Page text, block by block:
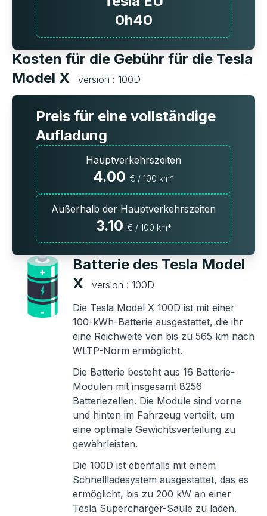
0h40
Kosten für die Gebühr für die Tesla
Model X
version : 100D
Preis für eine vollständige
Aufladung
Hauptverkehrszeiten
4.00 € / 100 km*
Außerhalb der Hauptverkehrszeiten
3.10 € / 100 km*
Batterie des Tesla Model
X
version : 100D
Die Tesla Model X 100D ist mit einer
100-kWh-Batterie ausgestattet, die ihr
eine Reichweite von bis zu 565 km nach
WLTP-Norm ermöglicht.
Die Batterie besteht aus 16 Batterie-
Modulen mit insgesamt 8256
Batteriezellen. Die Module sind vorne
und hinten im Fahrzeug verteilt, um
eine optimale Gewichtsverteilung zu
gewährleisten.
Die 100D ist ebenfalls mit einem
Schnellladesystem ausgestattet, das es
ermöglicht, bis zu 200 kW an einer
Tesla Supercharger-Säule zu laden.